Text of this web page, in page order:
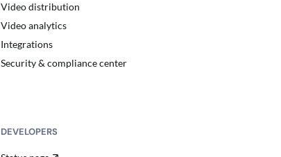
Video distribution
Video analytics
Integrations
Security & compliance center
DEVELOPERS